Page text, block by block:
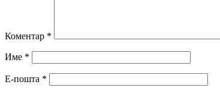
Коментар *
Име *
Е-пошта *